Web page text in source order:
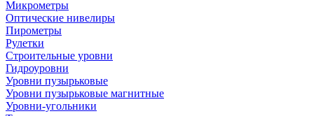
Микрометры
Оптические нивелиры
Пирометры
Рулетки
Строительные уровни
Гидроуровни
Уровни пузырьковые
Уровни пузырьковые магнитные
Уровни-угольники